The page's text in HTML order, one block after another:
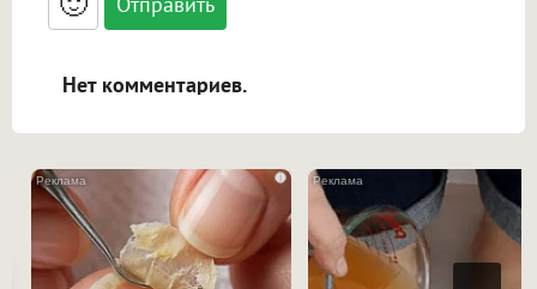
адреса URL автоматически становятся
ссылками, и [img]адрес[/img] будет
Нет комментариев.
i